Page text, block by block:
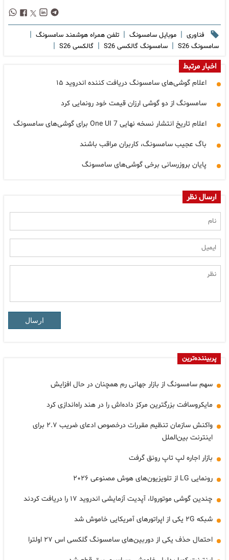
فناوری | موبایل سامسونگ | تلفن همراه هوشمند سامسونگ |
سامسونگ S26 | سامسونگ گالکسی S26 | گالکسی S26 |
اخبار مرتبط
اعلام گوشی‌های سامسونگ دریافت کننده اندروید ۱۵
سامسونگ از دو گوشی ارزان قیمت خود رونمایی کرد
اعلام تاریخ انتشار نسخه نهایی One UI 7 برای گوشی‌های سامسونگ
باگ عجیب سامسونگ، کاربران مراقب باشند
پایان بروزرسانی برخی گوشی‌های سامسونگ
ارسال نظر
ارسال
پربیننده‌ترین
سهم سامسونگ از بازار جهانی رم همچنان در حال افزایش
مایکروسافت بزرگترین مرکز داده‌اش را در هند راه‌اندازی کرد
واکنش سازمان تنظیم مقررات درخصوص ادعای ضریب ۲.۷ برای
اینترنت بین‌الملل
بازار اجاره لپ تاپ رونق گرفت
رونمایی LG از تلویزیون‌های هوش مصنوعی ۲۰۲۶
چندین گوشی موتورولا، آپدیت آزمایشی اندروید ۱۷ را دریافت کردند
شبکه ۲G یکی از اپراتورهای آمریکایی خاموش شد
احتمال حذف یکی از دوربین‌های سامسونگ گلکسی اس ۲۷ اولترا